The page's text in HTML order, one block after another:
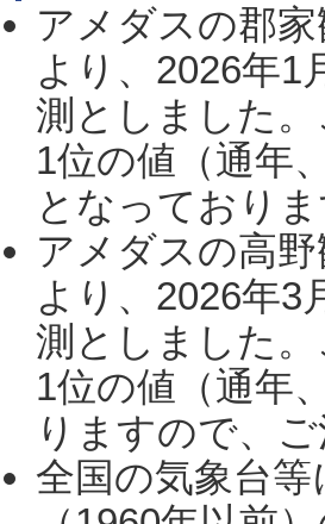
アメダスの郡
より、2026年1
測としました
1位の値（通年
となっており
アメダスの高
より、2026年3
測としました
1位の値（通年
りますので、
全国の気象台